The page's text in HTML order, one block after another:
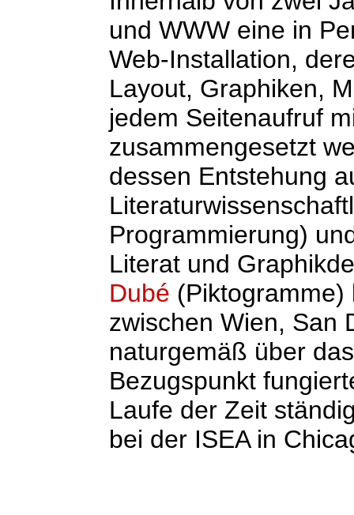
und WWW eine in
Web-Installation,
Layout, Graphiken,
jedem Seitenaufruf
zusammengesetzt
dessen Entstehung
Programmierung)
Literat und
Dubé
zwischen Wien, San
naturgemäß über
Bezugspunkt
Laufe der Zeit
bei der ISEA in